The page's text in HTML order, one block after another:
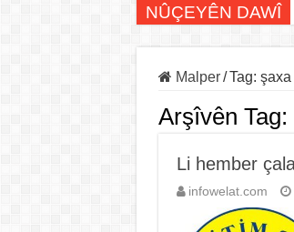
NÛÇEYÊN DAWÎ
Malper / Tag: şaxa
Arşîvên Tag:
Li hember
infowelat.com